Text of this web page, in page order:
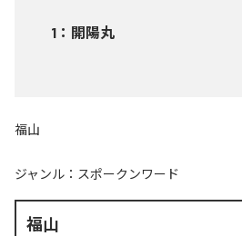
1 ： 開陽丸
福山
ジャンル： スポークンワード
福山